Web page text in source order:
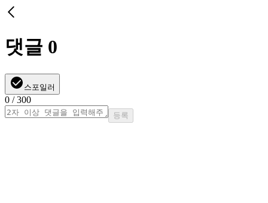
댓글 0
스포일러
0 / 300
등록